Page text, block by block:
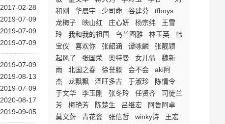
和刚
华晨宇 少司命 谷建芬
tfboys
龙梅子
映山红 庄心妍 杨宗纬
王雪
玲
我和我的祖国 乌兰图雅 林玉英
韩
宝仪
喜欢你 张韶涵 谭咏麟
张靓颖
起风了
张国荣 奥特曼 女儿情
魏新
雨
北国之春 徐誉滕 会不会
aki阿
杰
龙飘飘 泽旺多吉 于淑珍
陈情令
于文华
李玉刚 张冬玲 任贤齐
司徒兰
芳
梅艳芳 陈楚生 吕继宏
阿鲁阿卓
莫文蔚
青花瓷 张信哲 winky诗
王宏
2017-02-28
2019-07-09
2019-07-09
2019-07-09
2019-07-09
2019-08-13
2019-07-09
2020-08-17
2019-09-05